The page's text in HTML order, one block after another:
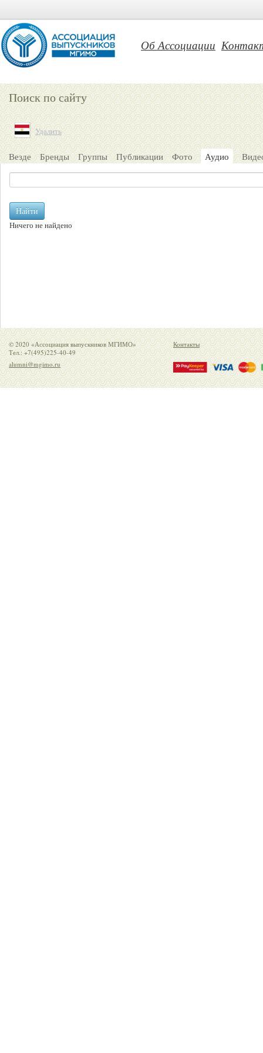
Об Ассоциации
Поиск по сайту
Удалить
Везде Бренды Группы Публикации Фото Аудио
Найти
Ничего не найдено
© 2020 «Ассоциация выпускников МГИМО»
Тел.: +7(495)225-40-49
alumni@mgimo.ru
Контакты